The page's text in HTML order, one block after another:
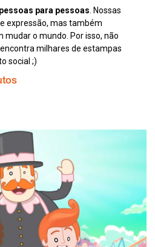
pessoas para pessoas . Nossas
expressão, mas também
o mundo. Por isso, não
milhares de estampas
social ;)